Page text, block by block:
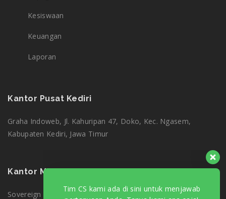
Kesiswaan
Keuangan
Laporan
Kantor Pusat Kediri
Graha Indoweb, Jl. Kahuripan 47, Doko, Kec. Ngasem,
Kabupaten Kediri, Jawa Timur
Kantor Marketing Jakarta
Sovereign Plaza, Jl. TB Simatupang No.36 1, RT.1/RW.2,
Tim CS kami ada di sini untuk menjawab
Ticketing Support